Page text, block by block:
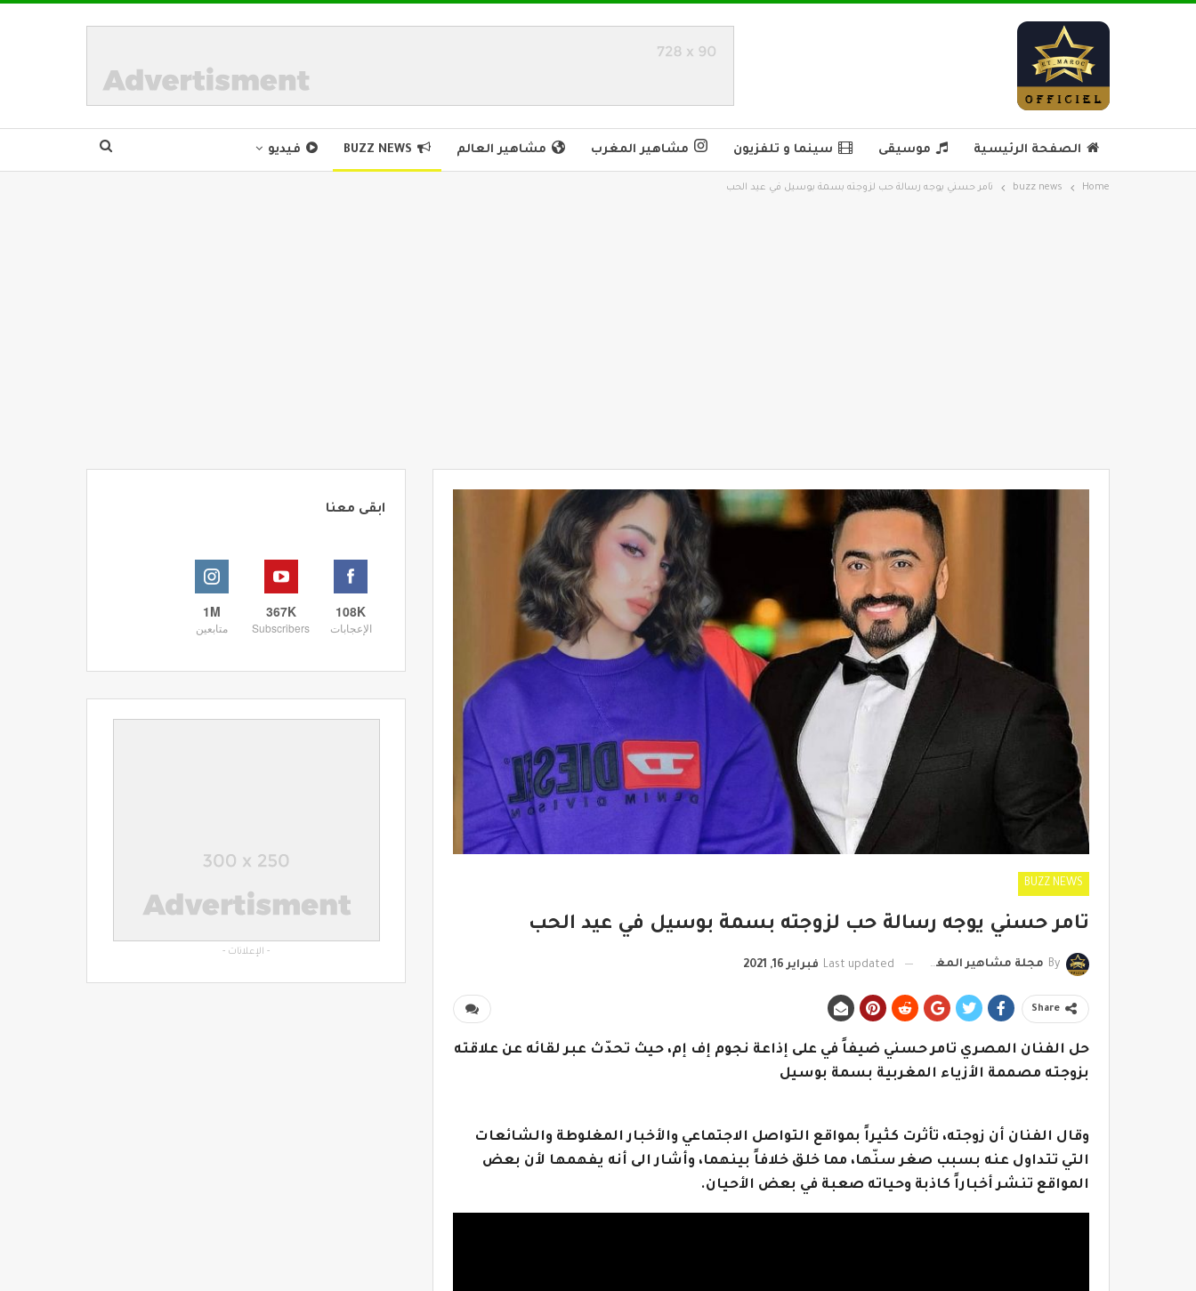
الصفحة الرئيسية موسيقى سينما و تلفزيون مشاهير المغرب مشاهير العالم BUZZ NEWS فيديو
Home
buzz news تامر حسني يوجه رسالة حب لزوجته بسمة بوسيل في عيد الحب
BUZZ NEWS
تامر حسني يوجه رسالة حب لزوجته بسمة بوسيل في عيد الحب
By مجلة مشاهير المغرب Last updated فبراير 16, 2021
Share
حل الفنان المصري تامر حسني ضيفاً في على إذاعة نجوم إف إم، حيث تحدّث عبر لقائه عن علاقته
بزوجته مصممة الأزياء المغربية بسمة بوسيل
وقال الفنان أن زوجته، تأثرت كثيراً بمواقع التواصل الاجتماعي والأخبار المغلوطة والشائعات
التي تتداول عنه بسبب صغر سنّها، مما خلق خلافاً بينهما، وأشار الى أنه يفهمها لأن بعض
المواقع تنشر أخباراً كاذبة وحياته صعبة في بعض الأحيان.
ابقى معنا
108K
الإعجابات
367K
Subscribers
1M
متابعين
- الإعلانات -